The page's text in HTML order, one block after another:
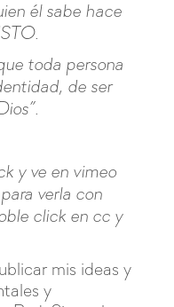
él sabe hace
toda persona
de ser
y ve en vimeo
verla con
click en cc y
mis ideas y
y